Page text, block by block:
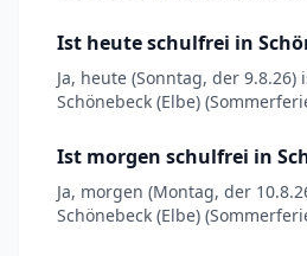
Ist heute schulfrei in
Ja, heute (Sonntag, der
Schönebeck (Elbe)
Ist morgen schulfrei in
Ja, morgen (Montag, der
Schönebeck (Elbe)